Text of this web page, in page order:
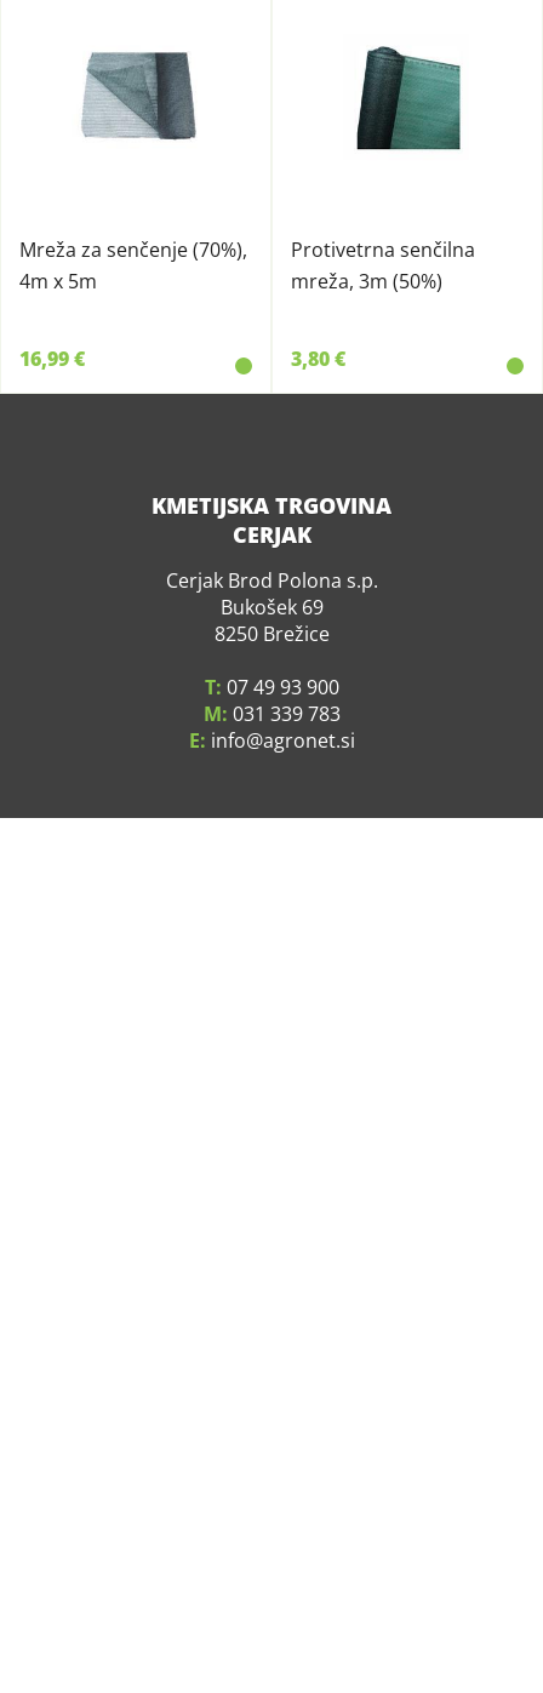
Mreža za senčenje (70%),
4m x 5m
16,99 €
Protivetrna senčilna
mreža, 3m (50%)
3,80 €
KMETIJSKA TRGOVINA
CERJAK
Cerjak Brod Polona s.p.
Bukošek 69
8250 Brežice
T: 07 49 93 900
M: 031 339 783
E: info agronet.si